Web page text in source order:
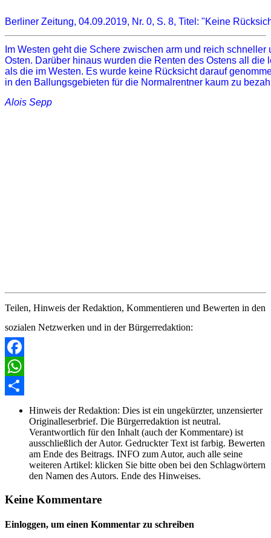
Berliner Zeitung, 04.09.2019, Nr. 0, S. 8, Titel: "Keine
Im Westen geht die Schere zwischen arm und reich
Osten. Darüber hinaus wurden die Renten des Ostens all
als die im Westen. Es wurde keine Rücksicht darauf
in den Ballungsgebieten für die Normalrentner kaum zu
Alois Sepp
Teilen, Hinweis der Redaktion, Kommentieren und Bewerten in den
sozialen Netzwerken und in der Bürgerredaktion:
Facebook
WhatsApp
Hinweis der Redaktion: Dies ist ein ungekürzter, unzensierter
Originalleserbrief. Die Bürgerredaktion ist neutral.
Verantwortlich für den Inhalt (auch der Kommentare) ist
ausschließlich der Autor. Gedruckter Text ist farbig. Bewerten
am Ende des Beitrags. INFO zum Autor, auch alle seine
weiteren Artikel: klicken Sie bitte oben bei den Schlagwörtern
den Namen des Autors. Ende des Hinweises.
Keine Kommentare
Einloggen, um einen Kommentar zu schreiben